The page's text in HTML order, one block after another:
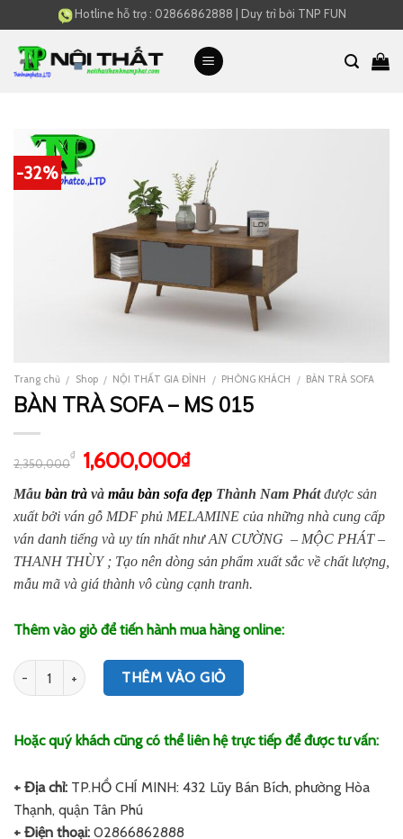
to
content
Hotline hỗ trợ : 02866862888 Duy trì bởi TNP FUN
-32%
Trang chủ / Shop / NỘI THẤT GIA ĐÌNH / PHÒNG KHÁCH / BÀN TRÀ SOFA
BÀN TRÀ SOFA – MS 015
2,350,000
₫ 1,600,000₫
Mẫu bàn trà và mẫu bàn sofa đẹp Thành Nam Phátđược sản
xuất bởi ván gỗ MDF phủ MELAMINE của những nhà cung cấp
ván danh tiếng và uy tín nhất như AN CƯỜNG – MỘC PHÁT –
THANH THÙY ; Tạo nên dòng sản phẩm xuất sắc về chất lượng,
mẫu mã và giá thành vô cùng cạnh tranh.
Thêm vào giỏ để tiến hành mua hàng online:
Số lượng THÊM VÀO GIỎ
Hoặc quý khách cũng có thể liên hệ trực tiếp để được tư vấn:
+ Địa chỉ: TP.HỒ CHÍ MINH: 432 Lũy Bán Bích, phường Hòa
Thạnh, quận Tân Phú
+ Điện thoại: 02866862888